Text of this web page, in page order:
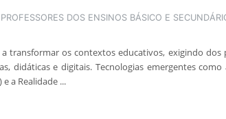
PROFESSORES DOS ENSINOS BÁSICO E
transformar os contextos educativos, exigindo dos
didáticas e digitais. Tecnologias emergentes como
a Realidade ...